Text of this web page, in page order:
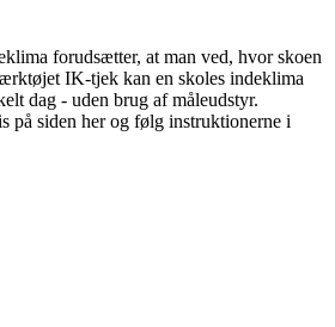
forudsætter, at man ved, hvor skoen
IK-tjek kan en skoles indeklima
dag - uden brug af måleudstyr.
på siden her og følg instruktionerne i